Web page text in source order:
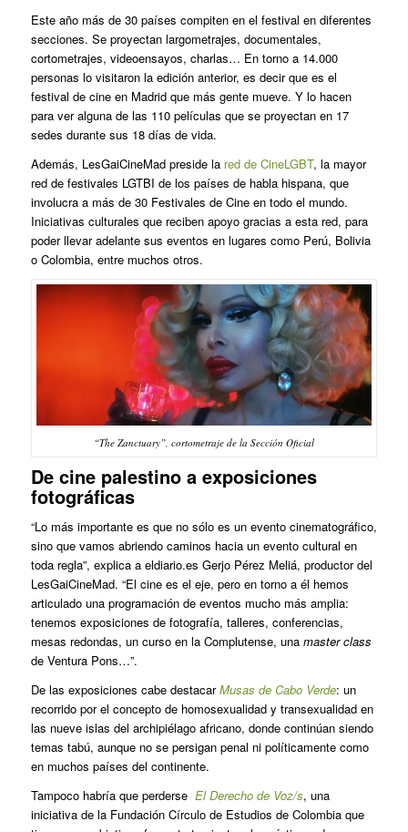
Este año más de 30 países compiten en el festival en diferentes
secciones. Se proyectan largometrajes, documentales,
cortometrajes, videoensayos, charlas… En torno a 14.000
personas lo visitaron la edición anterior, es decir que es el
festival de cine en Madrid que más gente mueve. Y lo hacen
para ver alguna de las 110 películas que se proyectan en 17
sedes durante sus 18 días de vida.
Además, LesGaiCineMad preside lared de CineLGBT, la mayor
red de festivales LGTBI de los países de habla hispana, que
involucra a más de 30 Festivales de Cine en todo el mundo.
Iniciativas culturales que reciben apoyo gracias a esta red, para
poder llevar adelante sus eventos en lugares como Perú, Bolivia
o Colombia, entre muchos otros.
“The Zanctuary”, cortometraje de la Sección Oficial
De cine palestino a exposiciones
fotográficas
“Lo más importante es que no sólo es un evento cinematográfico,
sino que vamos abriendo caminos hacia un evento cultural en
toda regla”, explica a eldiario.es Gerjo Pérez Meliá, productor del
LesGaiCineMad. “El cine es el eje, pero en torno a él hemos
articulado una programación de eventos mucho más amplia:
tenemos exposiciones de fotografía, talleres, conferencias,
mesas redondas, un curso en la Complutense, una master class
de Ventura Pons…”.
De las exposiciones cabe destacarMusas de Cabo Verde: un
recorrido por el concepto de homosexualidad y transexualidad en
las nueve islas del archipiélago africano, donde continúan siendo
temas tabú, aunque no se persigan penal ni políticamente como
en muchos países del continente.
Tampoco habría que perderse El Derecho de Voz/s, una
iniciativa de la Fundación Círculo de Estudios de Colombia que